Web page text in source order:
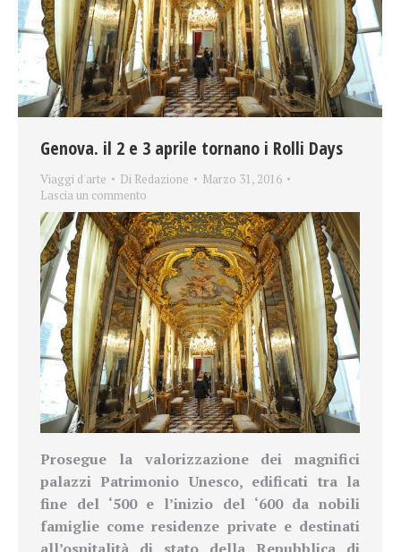
Genova. il 2 e 3 aprile tornano i Rolli Days
Viaggi d'arte Di Redazione
Marzo 31, 2016
Lascia un commento
Prosegue la valorizzazione dei magnifici
palazzi Patrimonio Unesco, edificati tra la
fine del ‘500 e l’inizio del ‘600 da nobili
famiglie come residenze private e destinati